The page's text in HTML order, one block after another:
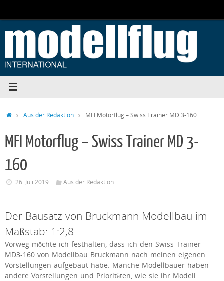
StartAus der Redaktion MFI Motorflug – Swiss Trainer MD 3-160
MFI Motorflug – Swiss Trainer MD 3-
160
26. Juli 2019 Aus der Redaktion
Der Bausatz von Bruckmann Modellbau im
Maßstab: 1:2,8
Vorweg möchte ich festhalten, dass ich den Swiss Trainer
MD3-160 von Modellbau Bruckmann nach meinen eigenen
Vorstellungen aufgebaut habe. Manche Modellbauer haben
andere Vorstellungen und Prioritäten, wie sie ihr Modell